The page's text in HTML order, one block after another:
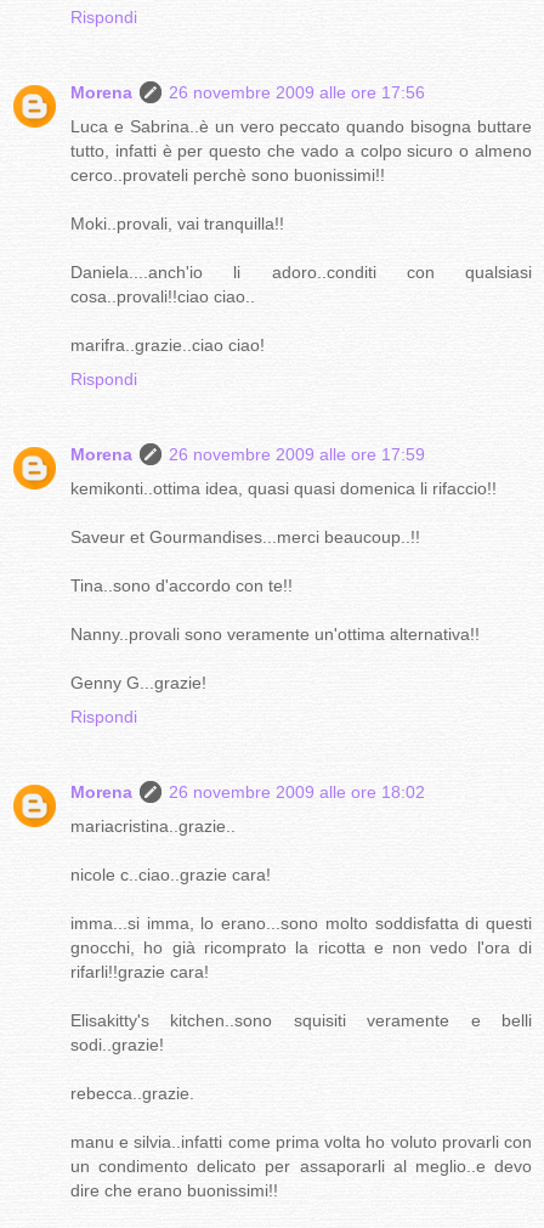
Rispondi
Morena
26 novembre 2009 alle ore 17:56
Luca e Sabrina..è un vero peccato quando bisogna buttare
tutto, infatti è per questo che vado a colpo sicuro o almeno
cerco..provateli perchè sono buonissimi!!
Moki..provali, vai tranquilla!!
Daniela....anch'io li adoro..conditi con qualsiasi
cosa..provali!!ciao ciao..
marifra..grazie..ciao ciao!
Rispondi
Morena
26 novembre 2009 alle ore 17:59
kemikonti..ottima idea, quasi quasi domenica li rifaccio!!
Saveur et Gourmandises...merci beaucoup..!!
Tina..sono d'accordo con te!!
Nanny..provali sono veramente un'ottima alternativa!!
Genny G...grazie!
Rispondi
Morena
26 novembre 2009 alle ore 18:02
mariacristina..grazie..
nicole c..ciao..grazie cara!
imma...si imma, lo erano...sono molto soddisfatta di questi
gnocchi, ho già ricomprato la ricotta e non vedo l'ora di
rifarli!!grazie cara!
Elisakitty's kitchen..sono squisiti veramente e belli
sodi..grazie!
rebecca..grazie.
manu e silvia..infatti come prima volta ho voluto provarli con
un condimento delicato per assaporarli al meglio..e devo
dire che erano buonissimi!!